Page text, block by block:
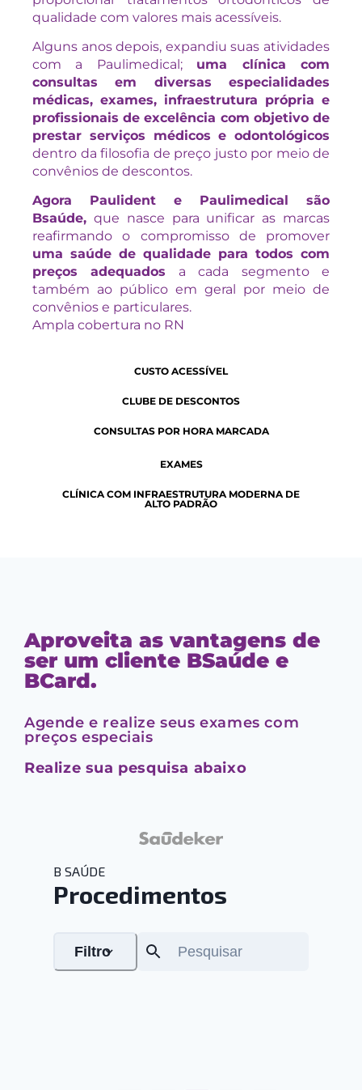
qualidade com valores mais acessíveis.
Alguns anos depois, expandiu suas atividades
com a Paulimedical; uma clínica com
consultas em diversas especialidades
médicas, exames, infraestrutura própria e
profissionais de excelência com objetivo de
prestar serviços médicos e odontológicos
dentro da filosofia de preço justo por meio de
convênios de descontos.
Agora Paulident e Paulimedical são
Bsaúde, que nasce para unificar as marcas
reafirmando o compromisso de promover
uma saúde de qualidade para todos com
preços adequados a cada segmento e
também ao público em geral por meio de
convênios e particulares.
Ampla cobertura no RN
CUSTO ACESSÍVEL
CLUBE DE DESCONTOS
CONSULTAS POR HORA MARCADA
EXAMES
CLÍNICA COM INFRAESTRUTURA MODERNA DE
ALTO PADRÃO
Aproveita as vantagens de
ser um cliente BSaúde e
BCard.
Agende e realize seus exames com
preços especiais
Realize sua pesquisa abaixo